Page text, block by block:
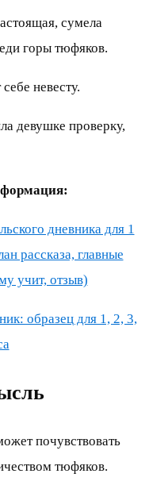
сумела
горы тюфяков.
невесту.
девушке проверку,
дневника для 1
рассказа, главные
учит, отзыв)
образец для 1, 2, 3,
почувствовать
тюфяков.